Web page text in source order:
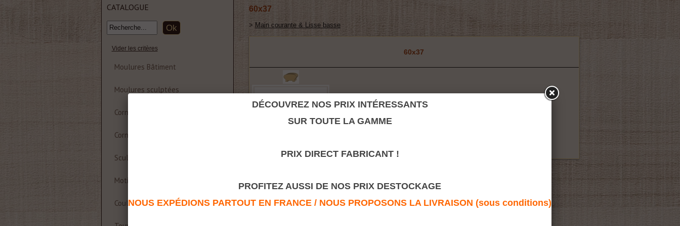
60x37
> Main courante & Lisse basse
60x37
Retour à la rubrique
CATALOGUE
Vider les critères
Moulures Bâtiment
Moulures sculptées
Corniche et rosace polyuréthane
Corniches Bois
Sculptures
Motifs décoratifs Bois & Résine
Coulisses de table
DÉCOUVREZ NOS PRIX INTÉRESSANTS
SUR TOUTE LA GAMME
PRIX DIRECT FABRICANT !
PROFITEZ AUSSI DE NOS PRIX DESTOCKAGE
NOUS EXPÉDIONS PARTOUT EN FRANCE / NOUS PROPOSONS LA LIVRAISON (sous conditions)